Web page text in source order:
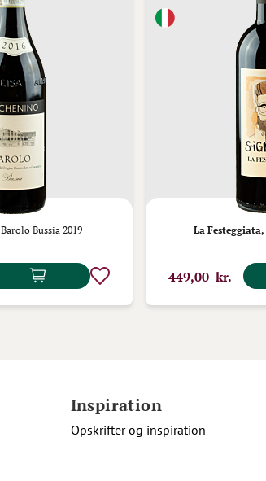
Barolo Bussia 2019 La Festeggiata,
449,00 kr.
Inspiration
Opskrifter og inspiration